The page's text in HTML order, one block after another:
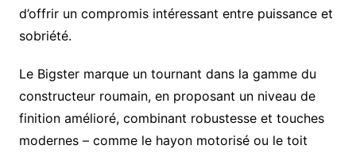
d’offrir un compromis intéressant entre puissance et
sobriété.
Le Bigster marque un tournant dans la gamme du
constructeur roumain, en proposant un niveau de
finition amélioré, combinant robustesse et touches
modernes – comme le hayon motorisé ou le toit